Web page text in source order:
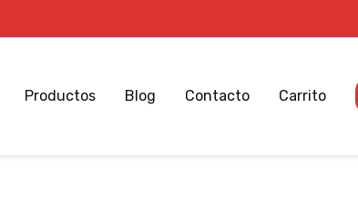
Productos Blog Contacto Carrito